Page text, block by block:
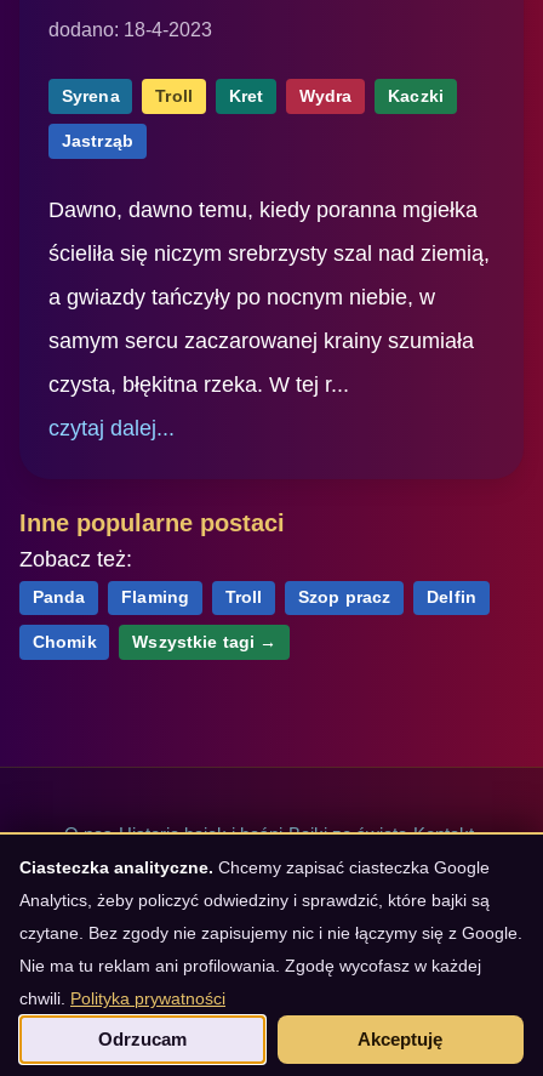
dodano: 18-4-2023
Syrena Troll Kret Wydra Kaczki
Jastrząb
Dawno, dawno temu, kiedy poranna mgiełka
ścieliła się niczym srebrzysty szal nad ziemią,
a gwiazdy tańczyły po nocnym niebie, w
samym sercu zaczarowanej krainy szumiała
czysta, błękitna rzeka. W tej r...
czytaj dalej...
Inne popularne postaci
Zobacz też:
Panda Flaming Troll Szop pracz Delfin
Chomik Wszystkie tagi →
O nas·Historia bajek i baśni·Bajki ze świata·Kontakt·
Polityka prywatności· Regulamin·Ustawienia prywatności
Bajki dla 4-latka
Bajki dla 5-latka Bajki terapeutyczne ·
Bajki o strachu przed ciemnością
Ciasteczka analityczne. Chcemy zapisać ciasteczka Google
Analytics, żeby policzyć odwiedziny i sprawdzić, które bajki są
czytane. Bez zgody nie zapisujemy nic i nie łączymy się z Google.
Nie ma tu reklam ani profilowania. Zgodę wycofasz w każdej
chwili. Polityka prywatności
Odrzucam Akceptuję